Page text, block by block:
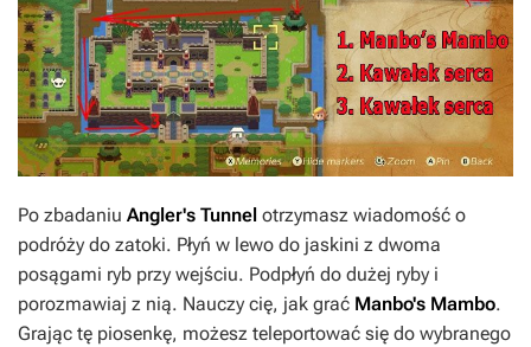
Po zbadaniu Angler's Tunnel otrzymasz wiadomość o
podróży do zatoki. Płyń w lewo do jaskini z dwoma
posągami ryb przy wejściu. Podpłyń do dużej ryby i
porozmawiaj z nią. Nauczy cię, jak grać Manbo's Mambo.
Grając tę piosenkę, możesz teleportować się do wybranego